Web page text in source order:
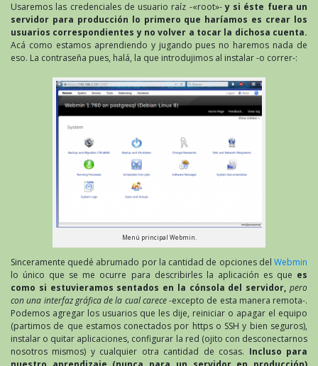
Usaremos las credenciales de usuario raíz -«root»-y si éste fuera un
servidor para producción lo primero que haríamos es crear los
usuarios correspondientes y no volver a tocar la dichosa cuenta.
Acá como estamos aprendiendo y jugando pues no haremos nada de
eso. La contraseña pues, halá, la que introdujimos al instalar -o correr-:
Menú principal Webmin.
Sinceramente quedé abrumado por la cantidad de opciones del Webmin
lo único que se me ocurre para describirles la aplicación es que es
como si estuvieramos sentados en la cónsola del servidor, pero
con una interfaz gráfica de la cual carece-excepto de esta manera remota-.
Podemos agregar los usuarios que les dije, reiniciar o apagar el equipo
(partimos de que estamos conectados por https o SSH y bien seguros),
instalar o quitar aplicaciones, configurar la red (ojito con desconectarnos
nosotros mismos) y cualquier otra cantidad de cosas. Incluso para